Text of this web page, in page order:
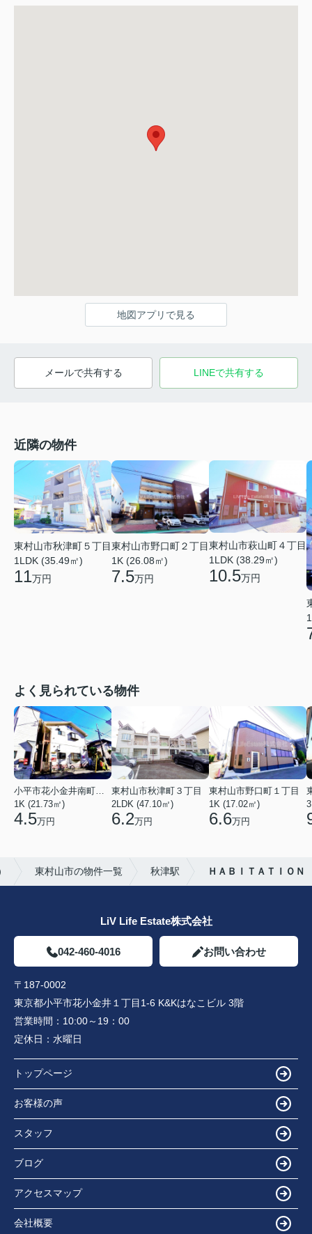
地図アプリで見る
メールで共有する LINEで共有する
近隣の物件
東村山市秋津町５丁目
1LDK (35.49㎡)
11万円
東村山市野口町２丁目
1K (26.08㎡)
7.5万円
東村山市萩山町４丁目
1LDK (38.29㎡)
10.5万円
よく見られている物件
1K (21.73㎡)
4.5万円
東村山市秋津町３丁目
2LDK (47.10㎡)
6.2万円
東村山市野口町１丁目
1K (17.02㎡)
6.6万円
東村山市の物件一覧 秋津駅 ＨＡＢＩＴＡＴＩＯＮ
LiV Life Estate株式会社
042-460-4016 お問い合わせ
〒187-0002
東京都小平市花小金井１丁目1-6 K&Kはなこビル 3階
営業時間： 10:00～19：00
定休日： 水曜日
トップページ
お客様の声
スタッフ
ブログ
アクセスマップ
会社概要